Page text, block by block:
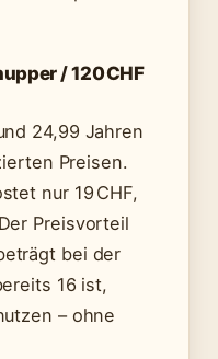
/ 120 CHF
24,99 Jahren
Preisen.
nur 19 CHF,
Preisvorteil
bei der
16 ist,
– ohne